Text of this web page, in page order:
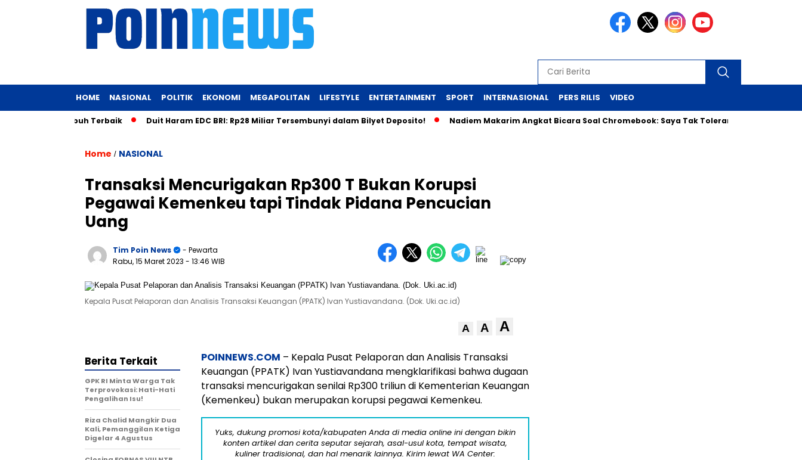
HOME NASIONAL POLITIK EKONOMI MEGAPOLITAN LIFESTYLE ENTERTAINMENT SPORT INTERNASIONAL PERS RILIS VIDEO
Tubuh Terbaik Duit Haram EDC BRI: Rp28 Miliar Tersembunyi dalam Bilyet Deposito! Nadiem Makarim Angkat Bicara Soal Chromebook: Saya Tak Toleransi Korupsi, Siap
Home / NASIONAL
Transaksi Mencurigakan Rp300 T Bukan Korupsi
Pegawai Kemenkeu tapi Tindak Pidana Pencucian
Uang
Tim Poin News
- Pewarta
Rabu, 15 Maret 2023 - 13:46 WIB
Kepala Pusat Pelaporan dan Analisis Transaksi Keuangan (PPATK) Ivan Yustiavandana. (Dok. Uki.ac.id)
A A A
POINNEWS.COM – Kepala Pusat Pelaporan dan Analisis Transaksi
Keuangan (PPATK) Ivan Yustiavandana mengklarifikasi bahwa dugaan
transaksi mencurigakan senilai Rp300 triliun di Kementerian Keuangan
(Kemenkeu) bukan merupakan korupsi pegawai Kemenkeu.
Yuks, dukung promosi kota/kabupaten Anda di media online ini dengan bikin
konten artikel dan cerita seputar sejarah, asal-usul kota, tempat wisata,
kuliner tradisional, dan hal menarik lainnya. Kirim lewat WA Center:
Berita Terkait
GPK RI Minta Warga Tak
Terprovokasi: Hati-Hati
Pengalihan Isu!
Riza Chalid Mangkir Dua
Kali, Pemanggilan Ketiga
Digelar 4 Agustus